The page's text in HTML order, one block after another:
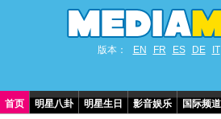
版本： EN FR ES DE IT
首页 明星八卦 明星生日 影音娱乐 国际频道